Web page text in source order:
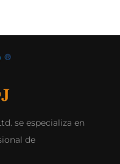
se especializa en
de